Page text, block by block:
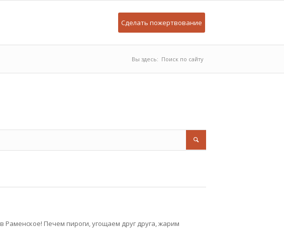
Сделать пожертвование
Вы здесь: Поиск по сайту
в Раменское! Печем пироги, угощаем друг друга, жарим